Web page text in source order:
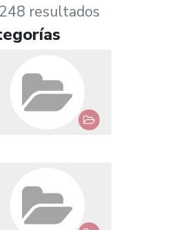
resultados